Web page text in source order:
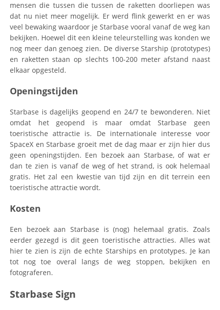
mensen die tussen die tussen de raketten doorliepen was
dat nu niet meer mogelijk. Er werd flink gewerkt en er was
veel bewaking waardoor je Starbase vooral vanaf de weg kan
bekijken. Hoewel dit een kleine teleurstelling was konden we
nog meer dan genoeg zien. De diverse Starship (prototypes)
en raketten staan op slechts 100-200 meter afstand naast
elkaar opgesteld.
Openingstijden
Starbase is dagelijks geopend en 24/7 te bewonderen. Niet
omdat het geopend is maar omdat Starbase geen
toeristische attractie is. De internationale interesse voor
SpaceX en Starbase groeit met de dag maar er zijn hier dus
geen openingstijden. Een bezoek aan Starbase, of wat er
dan te zien is vanaf de weg of het strand, is ook helemaal
gratis. Het zal een kwestie van tijd zijn en dit terrein een
toeristische attractie wordt.
Kosten
Een bezoek aan Starbase is (nog) helemaal gratis. Zoals
eerder gezegd is dit geen toeristische attracties. Alles wat
hier te zien is zijn de echte Starships en prototypes. Je kan
tot nog toe overal langs de weg stoppen, bekijken en
fotograferen.
Starbase Sign